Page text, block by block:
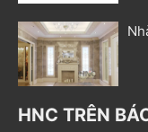
HNC TRÊN